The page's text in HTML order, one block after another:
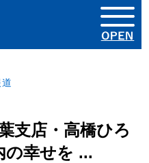
支店・高橋ひろ
の幸せを ...